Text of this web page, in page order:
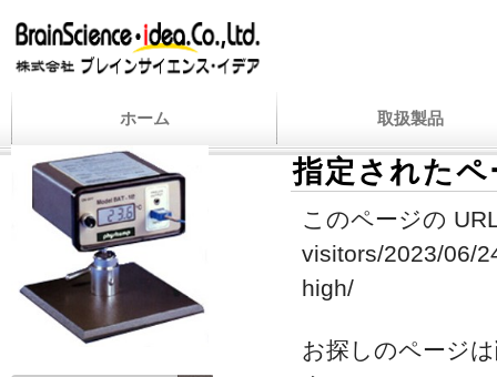
ホーム 取扱製品
指定された
このページの
visitors/2023/06/
high/
お探しのページ